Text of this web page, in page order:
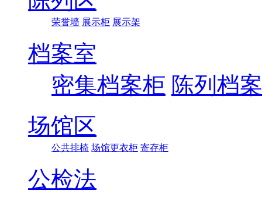
荣誉墙 展示柜 展示架
档案室
密集档案柜 陈列档
场馆区
公共排椅 场馆更衣柜 寄存柜
公检法